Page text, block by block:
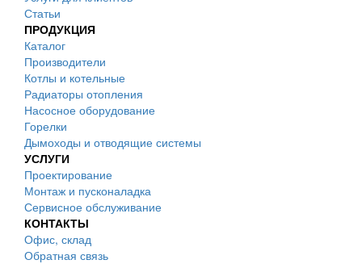
Статьи
ПРОДУКЦИЯ
Каталог
Производители
Котлы и котельные
Радиаторы отопления
Насосное оборудование
Горелки
Дымоходы и отводящие системы
УСЛУГИ
Проектирование
Монтаж и пусконаладка
Сервисное обслуживание
КОНТАКТЫ
Офис, склад
Обратная связь